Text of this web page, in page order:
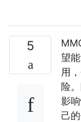
5
望
用
险
影
己的